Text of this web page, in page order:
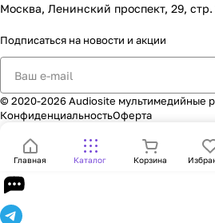
Москва, Ленинский проспект, 29, стр.
Подписаться на новости и акции
© 2020-2026 Audiosite мультимедийные
КонфиденциальностьОферта
Главная Каталог Корзина